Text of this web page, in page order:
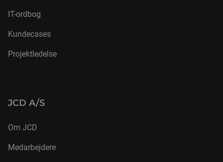
IT-ordbog
Kundecases
Projektledelse
JCD A/S
Om JCD
Medarbejdere